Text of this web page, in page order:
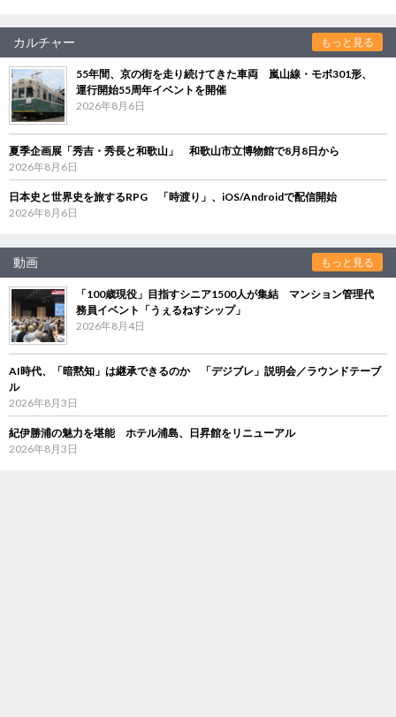
カルチャー もっと見る
55年間、京の街を走り続けてきた車両 嵐山線・モボ301形、
運行開始55周年イベントを開催
2026年8月6日
夏季企画展「秀吉・秀長と和歌山」 和歌山市立博物館で8月8日から
2026年8月6日
日本史と世界史を旅するRPG 「時渡り」、iOS/Androidで配信開始
2026年8月6日
動画 もっと見る
「100歳現役」目指すシニア1500人が集結 マンション管理代
務員イベント「うぇるねすシップ」
2026年8月4日
AI時代、「暗黙知」は継承できるのか 「デジブレ」説明会／ラウンドテーブ
ル
2026年8月3日
紀伊勝浦の魅力を堪能 ホテル浦島、日昇館をリニューアル
2026年8月3日